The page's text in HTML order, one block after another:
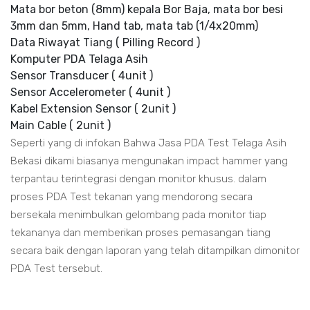
Mata bor beton (8mm) kepala Bor Baja, mata bor besi
3mm dan 5mm, Hand tab, mata tab (1/4x20mm)
Data Riwayat Tiang ( Pilling Record )
Komputer PDA Telaga Asih
Sensor Transducer ( 4unit )
Sensor Accelerometer ( 4unit )
Kabel Extension Sensor ( 2unit )
Main Cable ( 2unit )
Seperti yang di infokan Bahwa Jasa PDA Test Telaga Asih
Bekasi dikami biasanya mengunakan impact hammer yang
terpantau terintegrasi dengan monitor khusus. dalam
proses PDA Test tekanan yang mendorong secara
bersekala menimbulkan gelombang pada monitor tiap
tekananya dan memberikan proses pemasangan tiang
secara baik dengan laporan yang telah ditampilkan dimonitor
PDA Test tersebut.